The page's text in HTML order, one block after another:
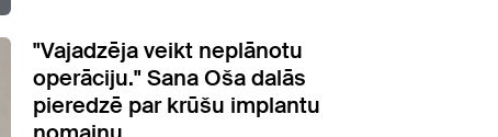
"Vajadzēja veikt neplānotu
operāciju." Sana Oša dalās
pieredzē par krūšu implantu